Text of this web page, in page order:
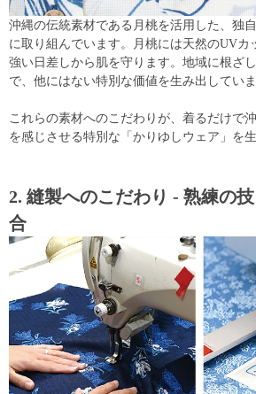
沖縄の伝統素材である月桃を活用した、独
に取り組んでいます。月桃には天然のUVカ
強い日差しから肌を守ります。地域に根ざ
で、他にはない特別な価値を生み出していま
これらの素材へのこだわりが、着るだけで
を感じさせる特別な「かりゆしウェア」を
2. 縫製へのこだわり - 熟練の
合